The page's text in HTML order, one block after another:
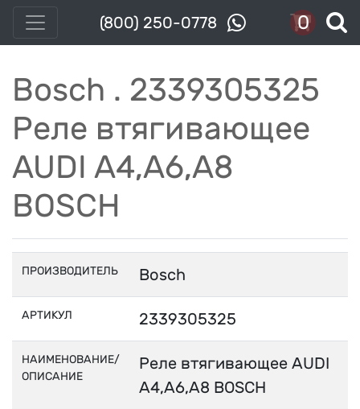
(800) 250-0778 0
Bosch . 2339305325
Реле втягивающее
AUDI A4,A6,A8
BOSCH
ПРОИЗВОДИТЕЛЬ Bosch
АРТИКУЛ 2339305325
НАИМЕНОВАНИЕ/
ОПИСАНИЕ
Реле втягивающее AUDI
A4,A6,A8 BOSCH